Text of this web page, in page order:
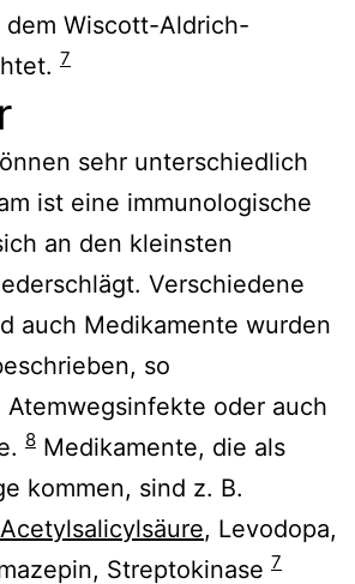
dem Wiscott-Aldrich-
7
sehr unterschiedlich
ist eine immunologische
an den kleinsten
Verschiedene
auch Medikamente wurden
so
Atemwegsinfekte oder auch
8 Medikamente, die als
kommen, sind z. B.
Acetylsalicylsäure, Levodopa,
Streptokinase 7